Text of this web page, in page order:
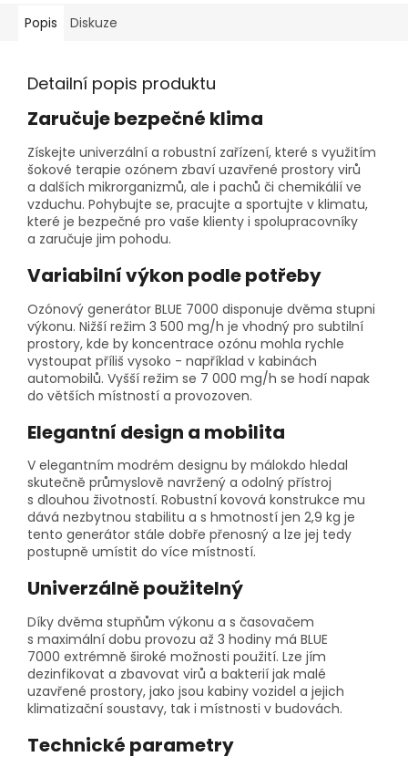
Popis Diskuze
Detailní popis produktu
Zaručuje bezpečné klima
Získejte univerzální a robustní zařízení, které s využitím
šokové terapie ozónem zbaví uzavřené prostory virů
a dalších mikrorganizmů, ale i pachů či chemikálií ve
vzduchu. Pohybujte se, pracujte a sportujte v klimatu,
které je bezpečné pro vaše klienty i spolupracovníky
a zaručuje jim pohodu.
Variabilní výkon podle potřeby
Ozónový generátor BLUE 7000 disponuje dvěma stupni
výkonu. Nižší režim 3 500 mg/h je vhodný pro subtilní
prostory, kde by koncentrace ozónu mohla rychle
vystoupat příliš vysoko - například v kabinách
automobilů. Vyšší režim se 7 000 mg/h se hodí napak
do větších místností a provozoven.
Elegantní design a mobilita
V elegantním modrém designu by málokdo hledal
skutečně průmyslově navržený a odolný přístroj
s dlouhou životností. Robustní kovová konstrukce mu
dává nezbytnou stabilitu a s hmotností jen 2,9 kg je
tento generátor stále dobře přenosný a lze jej tedy
postupně umístit do více místností.
Univerzálně použitelný
Díky dvěma stupňům výkonu a s časovačem
s maximální dobu provozu až 3 hodiny má BLUE
7000 extrémně široké možnosti použití. Lze jím
dezinfikovat a zbavovat virů a bakterií jak malé
uzavřené prostory, jako jsou kabiny vozidel a jejich
klimatizační soustavy, tak i místnosti v budovách.
Technické parametry